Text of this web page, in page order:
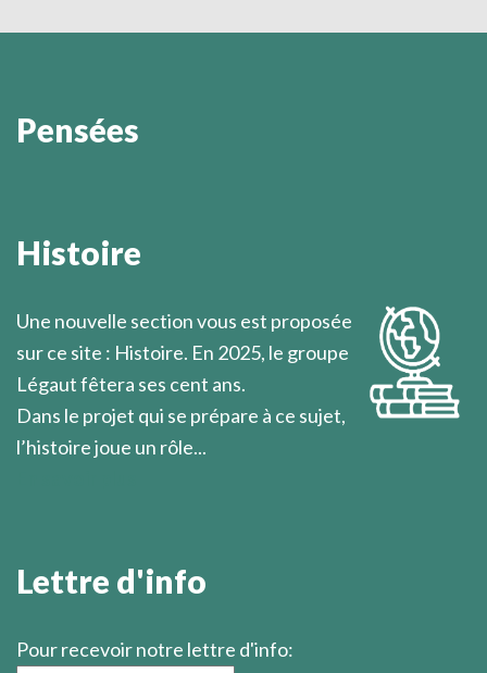
Pensées
solidarité humaine devant la mort, quand celle-ci
Marcel Légaut
Histoire
Une nouvelle section vous est proposée
sur ce site : Histoire. En 2025, le groupe
Légaut fêtera ses cent ans.
Dans le projet qui se prépare à ce sujet,
l’histoire joue un rôle...
Lettre d'info
Pour recevoir notre lettre d'info: